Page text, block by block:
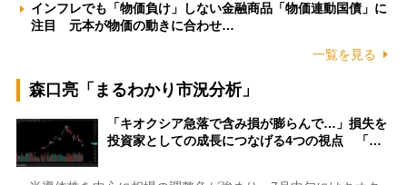
インフレでも「物価負け」しない金融商品「物価連動国債」に
注目 元本が物価の動きに合わせ…
一覧を見る
森口亮「まるわかり市況分析」
「キオクシア急落で含み損が膨らんで…」損失を
投資家としての成長につなげる4つの視点 「…